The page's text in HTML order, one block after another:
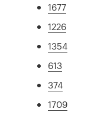
1677
1226
1354
613
374
1709